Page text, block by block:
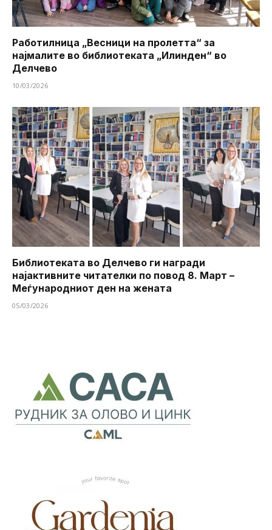
Работилница „Весници на пролетта“ за
најмалите во библиотеката „Илинден“ во
Делчево
10/03/2026
Библиотеката во Делчево ги награди
најактивните читателки по повод 8. Март –
Меѓународниот ден на жената
05/03/2026